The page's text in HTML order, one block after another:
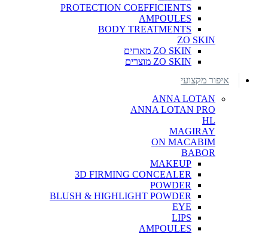
PROTECTION COEFFICIENTS
AMPOULES
BODY TREATMENTS
ZO SKIN
ZO SKIN מארזים
ZO SKIN מוצרים
איפור מקצועי
ANNA LOTAN
ANNA LOTAN PRO
HL
MAGIRAY
ON MACABIM
BABOR
MAKEUP
3D FIRMING CONCEALER
POWDER
BLUSH & HIGHLIGHT POWDER
EYE
LIPS
AMPOULES